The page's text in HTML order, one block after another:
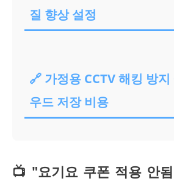
질 향상 설정
🔗 가정용 CCTV 해킹 방
우드 저장 비용
📺 "요기요 쿠폰 적용 안